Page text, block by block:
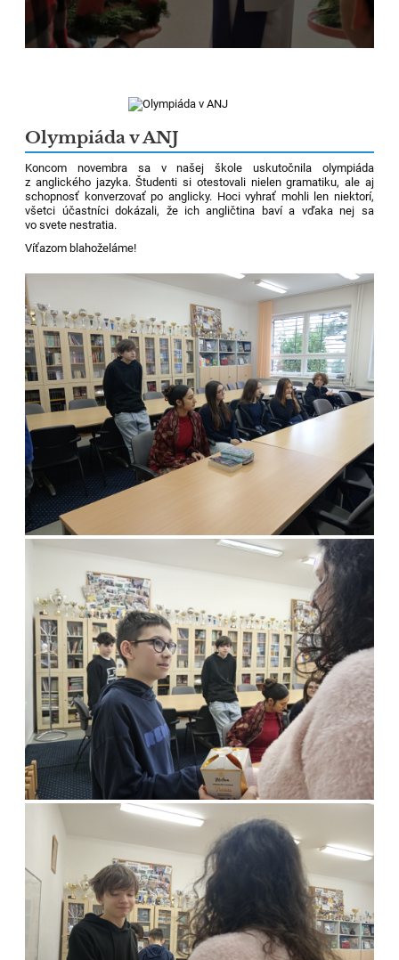
Olympiáda v ANJ
Koncom novembra sa v našej škole uskutočnila olympiáda
z anglického jazyka. Študenti si otestovali nielen gramatiku, ale aj
schopnosť konverzovať po anglicky. Hoci vyhrať mohli len niektorí,
všetci účastníci dokázali, že ich angličtina baví a vďaka nej sa
vo svete nestratia.
Víťazom blahoželáme!